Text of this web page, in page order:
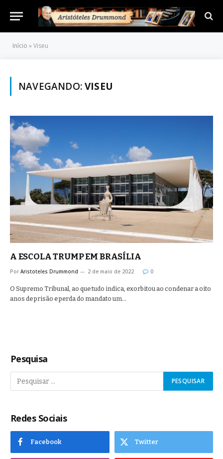
Início »Viseu
NAVEGANDO:VISEU
A ESCOLA TRUMP EM BRASÍLIA
Por Aristoteles Drummond 2 de maio de 2022 0
O Supremo Tribunal, ao que tudo indica, exorbitou ao condenar a oito
anos de prisão e perda do mandato um…
Pesquisa
Redes Sociais
Facebook Twitter